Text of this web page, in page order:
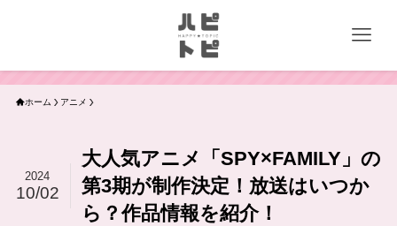
ホーム アニメ
大人気アニメ「SPY×FAMILY」の
第3期が制作決定！放送はいつか
ら？作品情報を紹介！
2024
10/02